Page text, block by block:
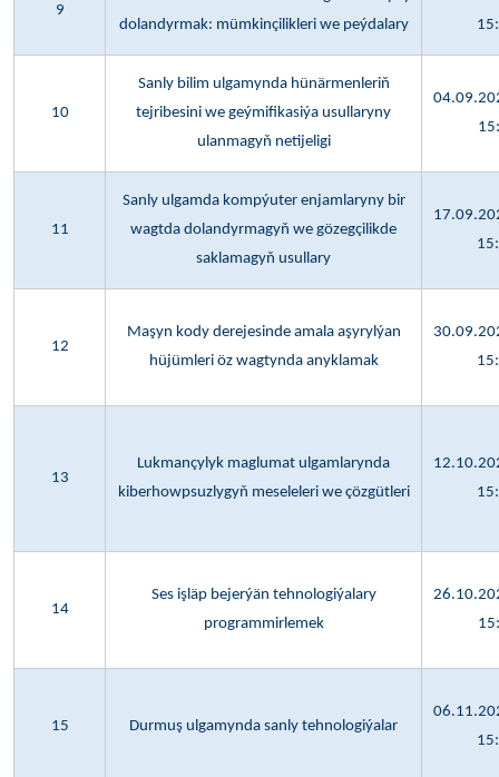
9
dolandyrmak: mümkinçilikleri we peýdalary
10
Sanly bilim ulgamynda hünärmenleriň
tejribesini we geýmifikasiýa usullaryny
ulanmagyň netijeligi
11
Sanly ulgamda kompýuter enjamlaryny bir
wagtda dolandyrmagyň we gözegçilikde
saklamagyň usullary
12
Maşyn kody derejesinde amala aşyrylýan
hüjümleri öz wagtynda anyklamak
13
Lukmançylyk maglumat ulgamlarynda
kiberhowpsuzlygyň meseleleri we çözgütleri
14
Ses işläp bejerýän tehnologiýalary
programmirlemek
15 Durmuş ulgamynda sanly tehnologiýalar